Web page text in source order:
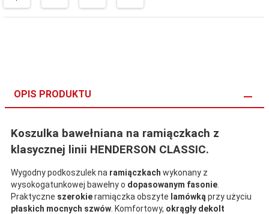
OPIS PRODUKTU
Koszulka bawełniana na ramiączkach z
klasycznej linii HENDERSON CLASSIC.
Wygodny podkoszulek na ramiączkach wykonany z
wysokogatunkowej bawełny o dopasowanym fasonie
Praktyczne szerokieramiączka obszyte lamówką przy użyciu
płaskich mocnych szwów . Komfortowy, okrągły dekolt